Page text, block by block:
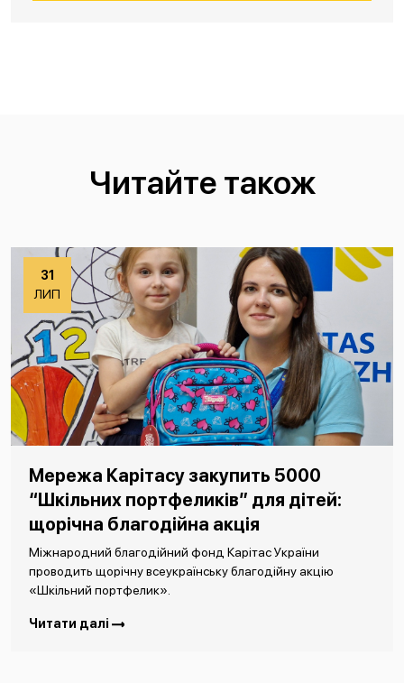
Читайте також
31
ЛИП
Мережа Карітасу закупить 5000
“Шкільних портфеликів” для дітей:
щорічна благодійна акція
Міжнародний благодійний фонд Карітас України
проводить щорічну всеукраїнську благодійну акцію
«Шкільний портфелик».
Читати далі